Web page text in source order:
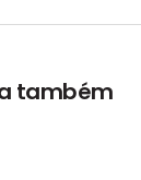
também